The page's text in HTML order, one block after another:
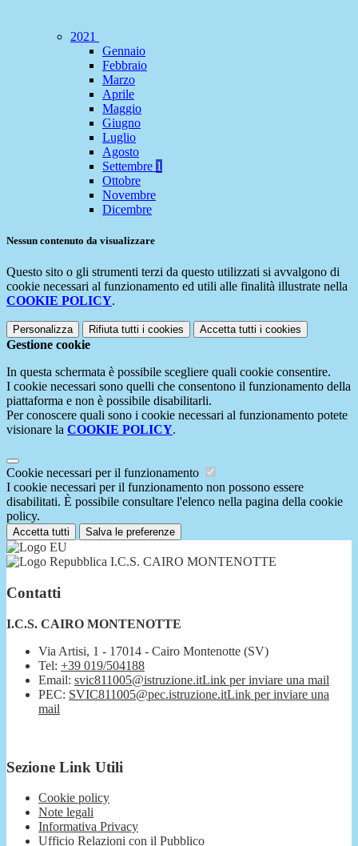
2021
Gennaio
Febbraio
Marzo
Aprile
Maggio
Giugno
Luglio
Agosto
Settembre 1
Ottobre
Novembre
Dicembre
Nessun contenuto da visualizzare
Questo sito o gli strumenti terzi da questo utilizzati si avvalgono di
cookie necessari al funzionamento ed utili alle finalità illustrate nella
COOKIE POLICY.
Personalizza Rifiuta tutti i cookies Accetta tutti i cookies
Gestione cookie
In questa schermata è possibile scegliere quali cookie consentire.
I cookie necessari sono quelli che consentono il funzionamento della
piattaforma e non è possibile disabilitarli.
Per conoscere quali sono i cookie necessari al funzionamento potete
visionare la COOKIE POLICY.
Cookie necessari per il funzionamento
I cookie necessari per il funzionamento non possono essere
disabilitati. È possibile consultare l'elenco nella pagina della cookie
policy.
Accetta tutti Salva le preferenze
I.C.S. CAIRO MONTENOTTE
Contatti
I.C.S. CAIRO MONTENOTTE
Via Artisi, 1 - 17014 - Cairo Montenotte (SV)
Tel: +39 019/504188
Email: svic811005@istruzione.itLink per inviare una mail
PEC: SVIC811005@pec.istruzione.itLink per inviare una
mail
Sezione Link Utili
Cookie policy
Note legali
Informativa Privacy
Ufficio Relazioni con il Pubblico